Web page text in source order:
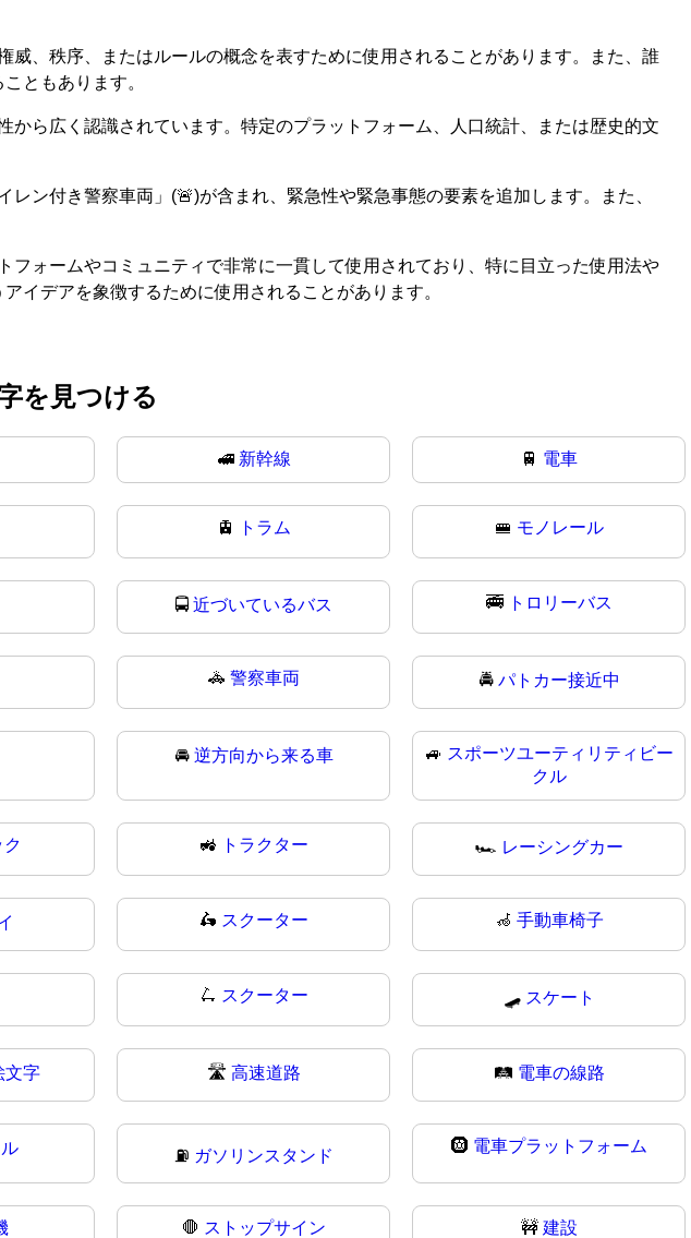
、秩序、またはルールの概念を表すために使用されることがあります。また、誰
ともあります。
ら広く認識されています。特定のプラットフォーム、人口統計、または歴史的文
ン付き警察車両」(🚨)が含まれ、緊急性や緊急事態の要素を追加します。また、
ォームやコミュニティで非常に一貫して使用されており、特に目立った使用法や
イデアを象徴するために使用されることがあります。
を見つける
🚅 新幹線 🚆 電車
🚊 トラム 🚝 モノレール
🚍近づいているバス 🚎 トロリーバス
🚓 警察車両 🚔 パトカー接近中
🚘 逆方向から来る車 🚙 スポーツユーティリティビー
クル
🚜 トラクター 🏎️ レーシングカー
🛵 スクーター 🦽 手動車椅子
🛴 スクーター 🛹 スケート
文字 🛣 高速道路 🛤️ 電車の線路
⛽ ガソリンスタンド
🛞 電車プラットフォーム
🛑 ストップサイン 🚧 建設